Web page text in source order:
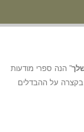
” הנה ספרי מודעות
בקצרה על ההבדלים